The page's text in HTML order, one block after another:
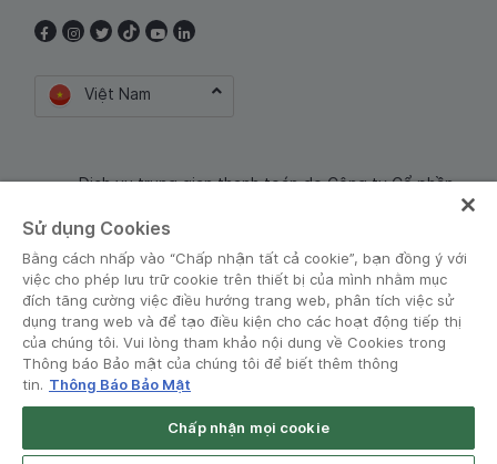
Việt Nam
Dịch vụ trung gian thanh toán do Công ty Cổ phần
Điều khoản và Chính sách
Sử dụng Cookies
Bằng cách nhấp vào “Chấp nhận tất cả cookie”, bạn đồng ý với
việc cho phép lưu trữ cookie trên thiết bị của mình nhằm mục
đích tăng cường việc điều hướng trang web, phân tích việc sử
dụng trang web và để tạo điều kiện cho các hoạt động tiếp thị
của chúng tôi. Vui lòng tham khảo nội dung về Cookies trong
Thông báo Bảo mật của chúng tôi để biết thêm thông
tin. Thông Báo Bảo Mật
Chấp nhận mọi cookie